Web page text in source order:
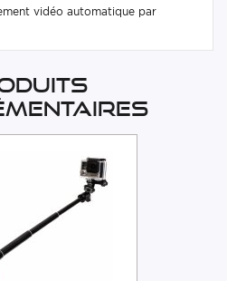
vidéo automatique par